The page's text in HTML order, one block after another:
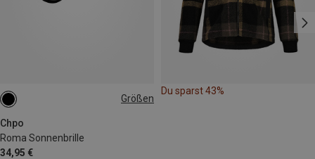
Größen
Chpo
Roma Sonnenbrille
34,95 €
M
Du sparst 43%